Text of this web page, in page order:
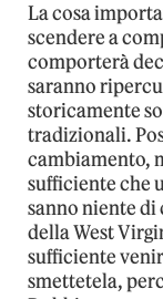
La cosa
scendere a
comporterà
saranno
storicamente
tradizionali.
cambiamento,
sufficiente che
sanno niente
della West
sufficiente
smettetela,